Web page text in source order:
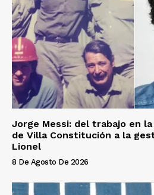
Jorge Messi: del trabajo en
de Villa Constitución a la
Lionel
8 De Agosto De 2026